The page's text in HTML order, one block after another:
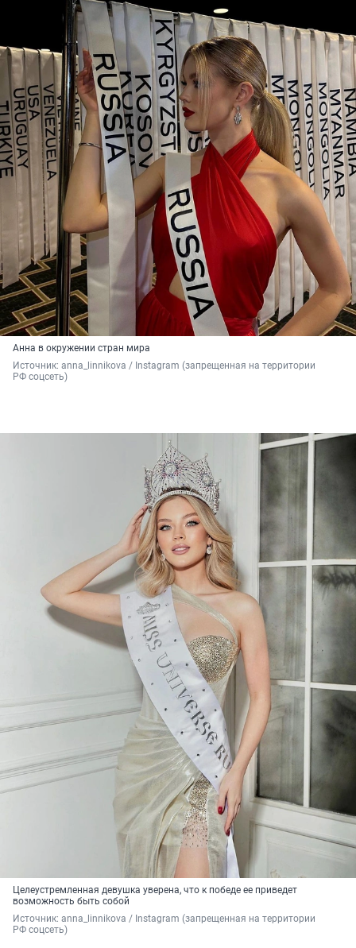
Анна в окружении стран мира
Источник: anna_linnikova / Instagram (запрещенная на территории
РФ соцсеть)
Целеустремленная девушка уверена, что к победе ее приведет
возможность быть собой
Источник: anna_linnikova / Instagram (запрещенная на территории
РФ соцсеть)